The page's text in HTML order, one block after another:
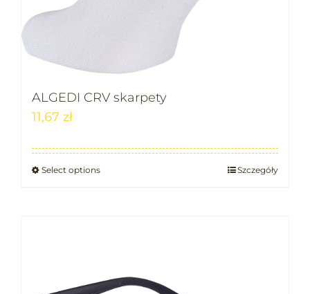
ALGEDI CRV skarpety
11,67 zł
Select options Szczegóły